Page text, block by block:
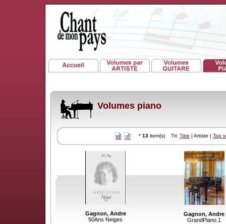
Volumes piano
* 13 item(s) Tri: Titre | Artiste | Top
Gagnon, Andre
50Ans Neiges
Gagnon, Andre
GrandPiano.1